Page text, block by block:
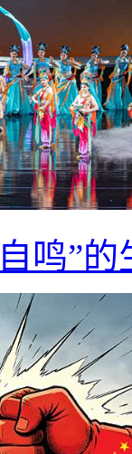
鸣”